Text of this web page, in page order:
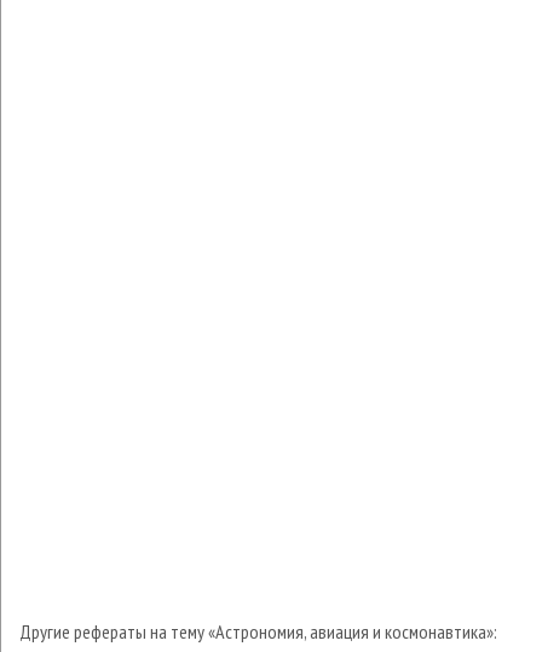
Другие рефераты на тему «Астрономия, авиация и космонавтика»: